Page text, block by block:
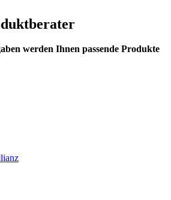
werden Ihnen passende Produkte